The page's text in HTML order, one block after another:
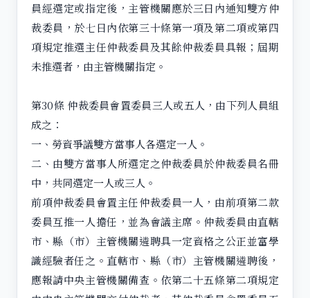
員經選定或指定後，主管機關應於三日內通知雙方仲
裁委員，於七日內依第三十條第一項及第二項或第四
項規定推選主任仲裁委員及其餘仲裁委員具報；屆期
未推選者，由主管機關指定。
第30條 仲裁委員會置委員三人或五人，由下列人員組
成之：
一、勞資爭議雙方當事人各選定一人。
二、由雙方當事人所選定之仲裁委員於仲裁委員名冊
中，共同選定一人或三人。
前項仲裁委員會置主任仲裁委員一人，由前項第二款
委員互推一人擔任，並為會議主席。仲裁委員由直轄
市、縣（市）主管機關遴聘具一定資格之公正並富學
識經驗者任之。直轄市、縣（市）主管機關遴聘後，
應報請中央主管機關備查。依第二十五條第二項規定